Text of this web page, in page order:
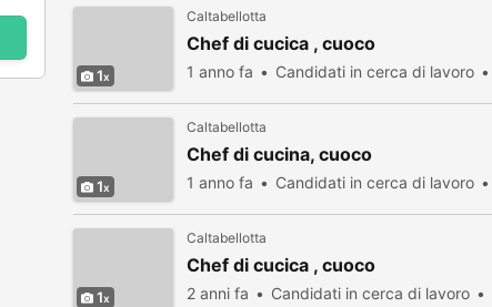
1
Caltabellotta
Chef di cucica , cuoco
1 anno fa Candidati in cerca di lavoro
1
Caltabellotta
Chef di cucina, cuoco
1 anno fa Candidati in cerca di lavoro
1
Caltabellotta
Chef di cucica , cuoco
2 anni fa Candidati in cerca di lavoro